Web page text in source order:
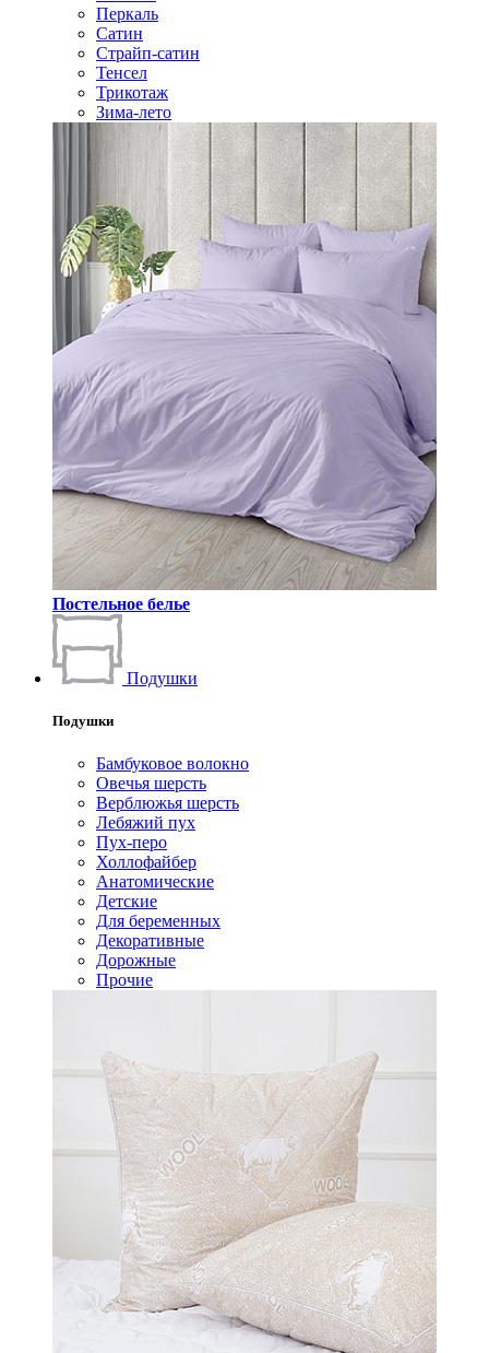
Перкаль
Сатин
Страйп-сатин
Тенсел
Трикотаж
Зима-лето
Постельное белье
Подушки
Подушки
Бамбуковое волокно
Овечья шерсть
Верблюжья шерсть
Лебяжий пух
Пух-перо
Холлофайбер
Анатомические
Детские
Для беременных
Декоративные
Дорожные
Прочие